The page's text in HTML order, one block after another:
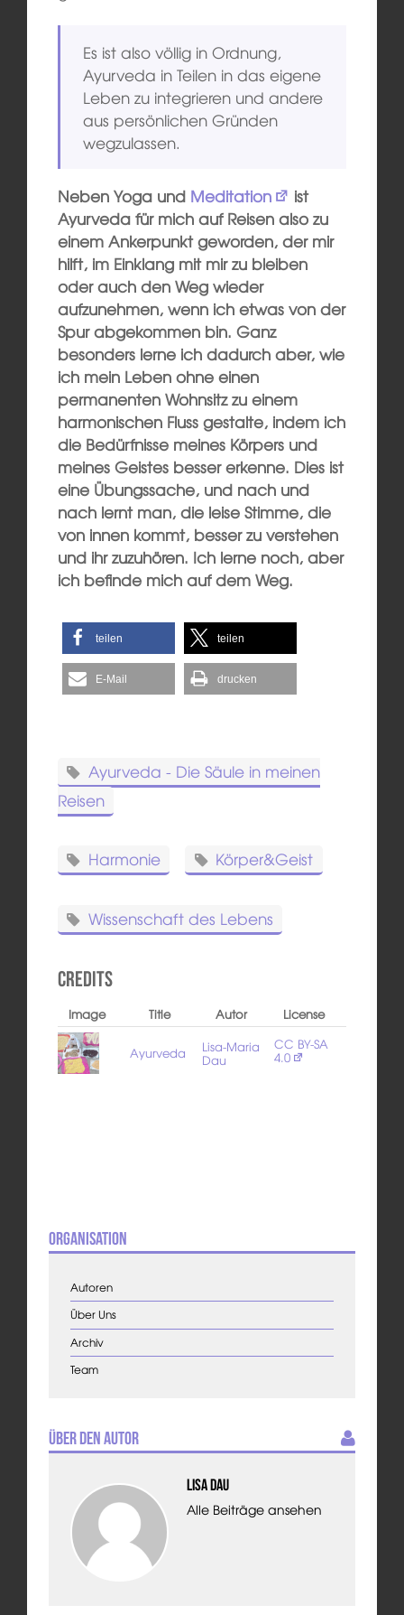
Es ist also völlig in Ordnung,
Ayurveda in Teilen in das eigene
Leben zu integrieren und andere
aus persönlichen Gründen
wegzulassen.
Neben Yoga und Meditation
ist
Ayurveda für mich auf Reisen also zu
einem Ankerpunkt geworden, der mir
hilft, im Einklang mit mir zu bleiben
oder auch den Weg wieder
aufzunehmen, wenn ich etwas von der
Spur abgekommen bin. Ganz
besonders lerne ich dadurch aber, wie
ich mein Leben ohne einen
permanenten Wohnsitz zu einem
harmonischen Fluss gestalte, indem ich
die Bedürfnisse meines Körpers und
meines Geistes besser erkenne. Dies ist
eine Übungssache, und nach und
nach lernt man, die leise Stimme, die
von innen kommt, besser zu verstehen
und ihr zuzuhören. Ich lerne noch, aber
ich befinde mich auf dem Weg.
teilen teilen
E-Mail drucken
Ayurveda - Die Säule in meinen
Reisen
Harmonie Körper&Geist
Wissenschaft des Lebens
Credits
Image Title Autor License
Ayurveda Lisa-Maria
Dau
CC BY-SA
4.0
Organisation
Autoren
Über Uns
Archiv
Team
Über den Autor
Lisa Dau
Alle Beiträge ansehen